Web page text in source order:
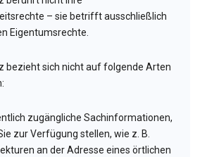
– sie betrifft ausschließlich
Eigentumsrechte.
bezieht sich nicht auf folgende Arten
zugängliche Sachinformationen,
zur Verfügung stellen, wie z. B.
an der Adresse eines örtlichen